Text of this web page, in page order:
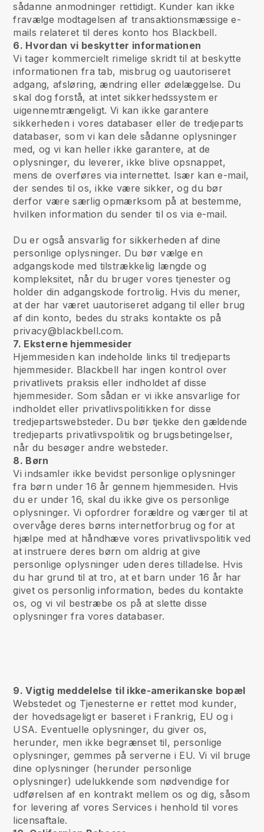
sådanne anmodninger rettidigt. Kunder kan ikke
fravælge modtagelsen af transaktionsmæssige e-
mails relateret til deres konto hos Blackbell.
6. Hvordan vi beskytter informationen
Vi tager kommercielt rimelige skridt til at beskytte
informationen fra tab, misbrug og uautoriseret
adgang, afsløring, ændring eller ødelæggelse. Du
skal dog forstå, at intet sikkerhedssystem er
uigennemtrængeligt. Vi kan ikke garantere
sikkerheden i vores databaser eller de tredjeparts
databaser, som vi kan dele sådanne oplysninger
med, og vi kan heller ikke garantere, at de
oplysninger, du leverer, ikke blive opsnappet,
mens de overføres via internettet. Især kan e-mail,
der sendes til os, ikke være sikker, og du bør
derfor være særlig opmærksom på at bestemme,
hvilken information du sender til os via e-mail.
Du er også ansvarlig for sikkerheden af dine
personlige oplysninger. Du bør vælge en
adgangskode med tilstrækkelig længde og
kompleksitet, når du bruger vores tjenester og
holder din adgangskode fortrolig. Hvis du mener,
at der har været uautoriseret adgang til eller brug
af din konto, bedes du straks kontakte os på
privacy@blackbell.com.
7. Eksterne hjemmesider
Hjemmesiden kan indeholde links til tredjeparts
hjemmesider. Blackbell har ingen kontrol over
privatlivets praksis eller indholdet af disse
hjemmesider. Som sådan er vi ikke ansvarlige for
indholdet eller privatlivspolitikken for disse
tredjepartswebsteder. Du bør tjekke den gældende
tredjeparts privatlivspolitik og brugsbetingelser,
når du besøger andre websteder.
8. Børn
Vi indsamler ikke bevidst personlige oplysninger
fra børn under 16 år gennem hjemmesiden. Hvis
du er under 16, skal du ikke give os personlige
oplysninger. Vi opfordrer forældre og værger til at
overvåge deres børns internetforbrug og for at
hjælpe med at håndhæve vores privatlivspolitik ved
at instruere deres børn om aldrig at give
personlige oplysninger uden deres tilladelse. Hvis
du har grund til at tro, at et barn under 16 år har
givet os personlig information, bedes du kontakte
os, og vi vil bestræbe os på at slette disse
oplysninger fra vores databaser.
9. Vigtig meddelelse til ikke-amerikanske bopæl
Webstedet og Tjenesterne er rettet mod kunder,
der hovedsageligt er baseret i Frankrig, EU og i
USA. Eventuelle oplysninger, du giver os,
herunder, men ikke begrænset til, personlige
oplysninger, gemmes på serverne i EU. Vi vil bruge
dine oplysninger (herunder personlige
oplysninger) udelukkende som nødvendige for
udførelsen af en kontrakt mellem os og dig, såsom
for levering af vores Services i henhold til vores
licensaftale.